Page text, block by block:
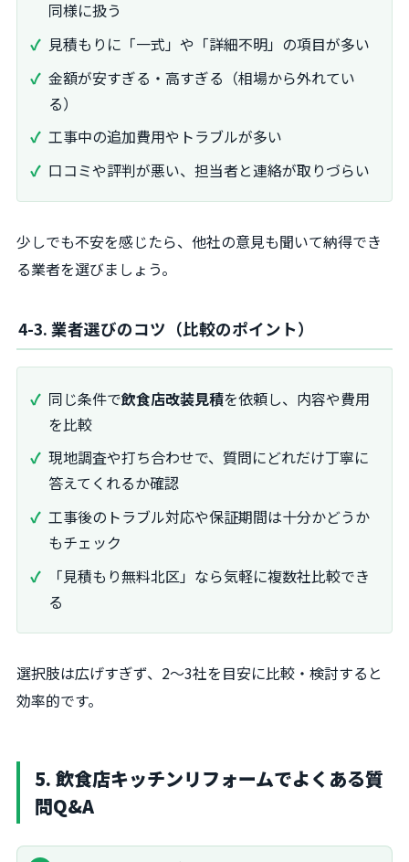
同様に扱う
見積もりに「一式」や「詳細不明」の項目が多い
金額が安すぎる・高すぎる（相場から外れてい
る）
工事中の追加費用やトラブルが多い
口コミや評判が悪い、担当者と連絡が取りづらい
少しでも不安を感じたら、他社の意見も聞いて納得でき
る業者を選びましょう。
4-3. 業者選びのコツ（比較のポイント）
同じ条件で飲食店改装見積を依頼し、内容や費用
を比較
現地調査や打ち合わせで、質問にどれだけ丁寧に
答えてくれるか確認
工事後のトラブル対応や保証期間は十分かどうか
もチェック
「見積もり無料北区」なら気軽に複数社比較でき
る
選択肢は広げすぎず、2～3社を目安に比較・検討すると
効率的です。
5. 飲食店キッチンリフォームでよくある質
問Q&A